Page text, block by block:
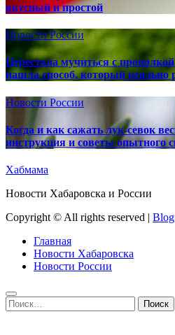
вкусный и простой
Новости России
Перестала мучиться с
нашла способ, который реально
Новости России
Когда и как сажать лук-севок
инструкция и советы опытного
Хабмама
Новости Хабаровска и России
Copyright © All rights reserved |
Главная
Новости Хабаровска
Новости России
Найти: